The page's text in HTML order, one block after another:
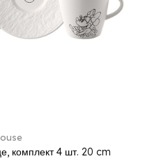
комплект 4 шт. 20 cm